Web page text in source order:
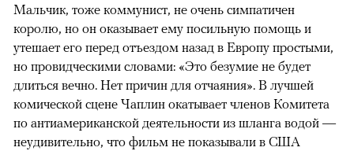
Мальчик, тоже коммунист, не очень симпатичен
королю, но он оказывает ему посильную помощь и
утешает его перед отъездом назад в Европу простыми,
но провидческими словами: «Это безумие не будет
длиться вечно. Нет причин для отчаяния». В лучшей
комической сцене Чаплин окатывает членов Комитета
по антиамериканской деятельности из шланга водой —
неудивительно, что фильм не показывали в США